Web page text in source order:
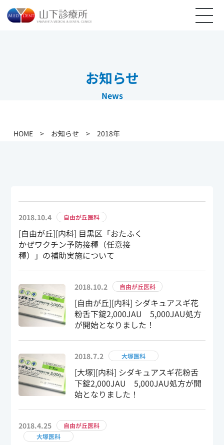
お知らせ
News
HOME > お知らせ >2018年
2018.10.4 自由が丘医科
[自由が丘][内科] 目黒区「おたふく
かぜワクチン予防接種（任意接
種）」の補助実施について
2018.10.2 自由が丘医科
[自由が丘][内科] シダキュアスギ花
粉舌下錠2,000JAU 5,000JAU処方
が開始となりました！
2018.7.2 大塚医科
[大塚][内科] シダキュアスギ花粉舌
下錠2,000JAU 5,000JAU処方が開
始となりました！
2018.4.25
自由が丘医科
大塚医科